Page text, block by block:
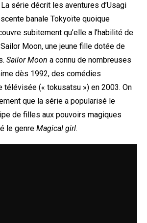
La série décrit les aventures d’Usagi
banale Tokyoïte quoique
subitement qu’elle a l’habilité de
Moon, une jeune fille dotée de
Sailor Moon a connu de nombreuses
dès 1992, des comédies
télévisée (« tokusatsu ») en 2003. On
que la série a popularisé le
de filles aux pouvoirs magiques
le genre Magical girl.